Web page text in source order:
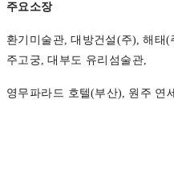
주요소장
환기미술관,대방건설 (주),해태(
주고궁,대부도 유리섬술관,
영무파라드 호텔(부산), 원주 연